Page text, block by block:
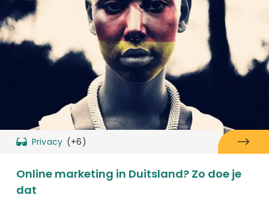
Privacy (+6)
Online marketing in Duitsland? Zo doe je
dat